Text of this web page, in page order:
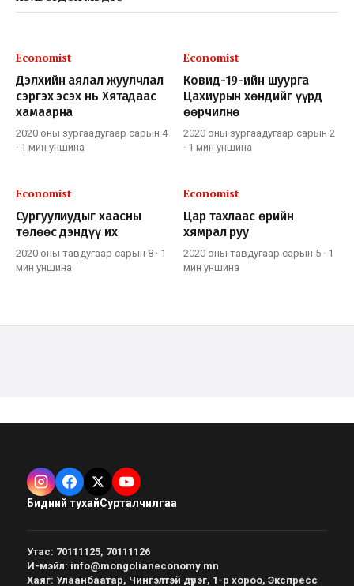
Economist
Дэлхийн аялал жуулчлал
сэргэх эсэх нь Хятадаас
хамаарна
2020 оны зургаадугаар сарын 4
· 1 мин уншина
Economist
Ковид-19-ийн шуурга
Цахиурын хөндийг үүрд
өөрчилнө
2020 оны зургаадугаар сарын 2
· 1 мин уншина
Economist
Сургуулиудыг хаасны
төлөөс дэндүү их
2020 оны тавдугаар сарын 8 · 1
мин уншина
Economist
Цар тахлаас өрийн
хямрал руу
2020 оны тавдугаар сарын 5 · 1
мин уншина
Бидний тухайСурталчилгаа
Утас: 70111125, 70111126
И-мэйл: info@mongolianeconomy.mn
Хаяг: Улаанбаатар, Чингэлтэй дүүрэг, 1-р хороо, Экспресс